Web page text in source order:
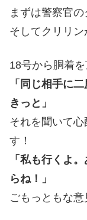
まずは警察官
そしてクリリン
18号から胴着
「同じ相手に
きっと」
それを聞いて
す！
「私も行くよ
らね！」
ごもっともな意